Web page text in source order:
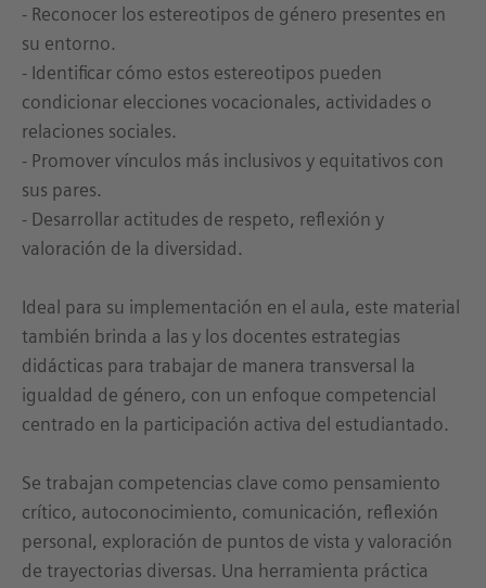
- Reconocer los estereotipos de género presentes en
su entorno.
- Identificar cómo estos estereotipos pueden
condicionar elecciones vocacionales, actividades o
relaciones sociales.
- Promover vínculos más inclusivos y equitativos con
sus pares.
- Desarrollar actitudes de respeto, reflexión y
valoración de la diversidad.
Ideal para su implementación en el aula, este material
también brinda a las y los docentes estrategias
didácticas para trabajar de manera transversal la
igualdad de género, con un enfoque competencial
centrado en la participación activa del estudiantado.
Se trabajan competencias clave como pensamiento
crítico, autoconocimiento, comunicación, reflexión
personal, exploración de puntos de vista y valoración
de trayectorias diversas. Una herramienta práctica